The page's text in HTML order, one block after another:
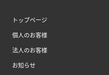
トップページ
個人のお客様
法人のお客様
お知らせ